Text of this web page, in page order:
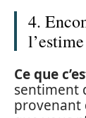
4.
Ce que
sentiment
provenant